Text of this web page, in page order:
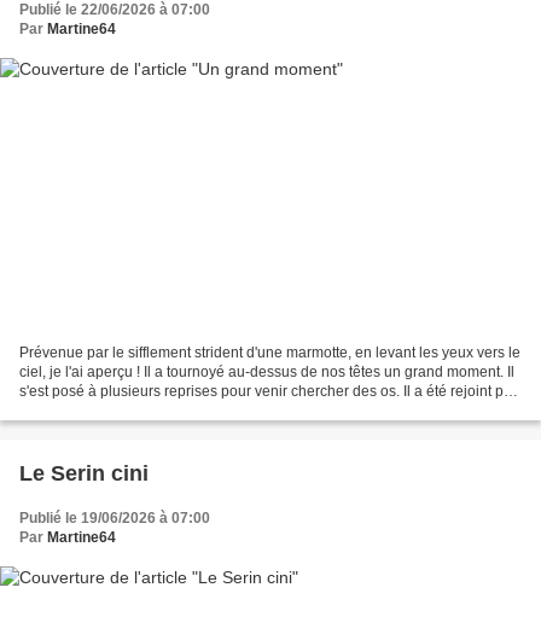
Publié le 22/06/2026 à 07:00
Par Martine64
Prévenue par le sifflement strident d'une marmotte, en levant les yeux vers le
ciel, je l'ai aperçu ! Il a tournoyé au-dessus de nos têtes un grand moment. Il
s'est posé à plusieurs reprises pour venir chercher des os. Il a été rejoint par
Le Serin cini
Publié le 19/06/2026 à 07:00
Par Martine64